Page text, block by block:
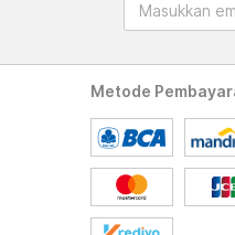
Metode